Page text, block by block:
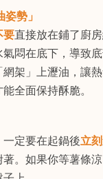
勢」
要直接放在鋪了廚
悶在底下，導致
架」上瀝油，讓
全面保持酥脆。
定要在起鍋後立刻
。如果你等薯條